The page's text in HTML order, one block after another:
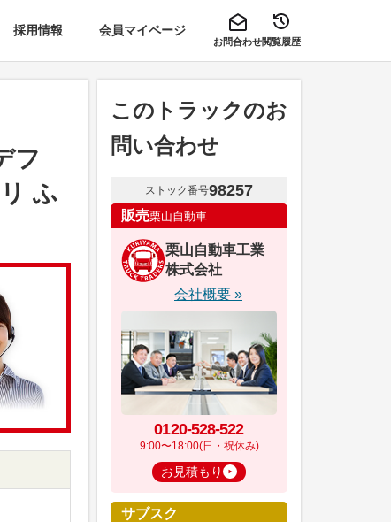
採用情報 会員マイページ
お問合わせ閲覧履歴
フ
ふ
このトラックのお
問い合わせ
ストック番号98257
販売栗山自動車
栗山自動車工業
株式会社
会社概要 »
0120-528-522
9:00〜18:00(日・祝休み)
お見積もり
サブスク